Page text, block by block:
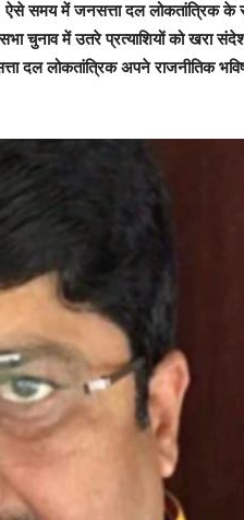
समय में जनसत्ता दल लोकतांत्रिक के
चुनाव में उतरे प्रत्याशियों को खरा
दल लोकतांत्रिक अपने राजनीतिक